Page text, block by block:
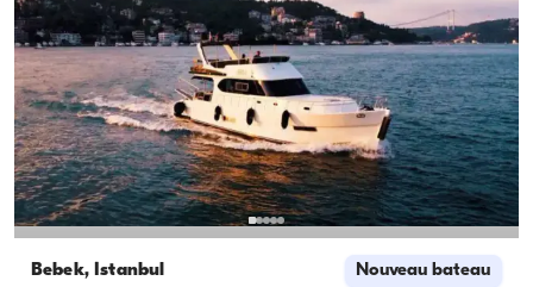
Bebek, İstanbul Nouveau bateau